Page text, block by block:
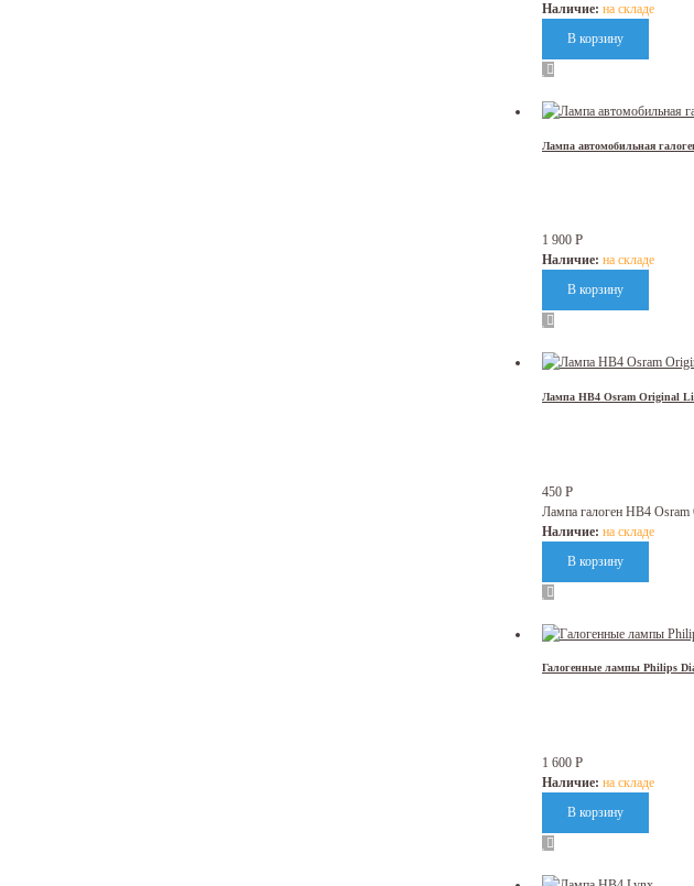
Наличие: на складе
Лампа автомобильная
1 900 Р
Наличие: на складе
Лампа HB4 Osram Original
450 Р
Лампа галоген HB4
Наличие: на складе
Галогенные лампы Philips
1 600 Р
Наличие: на складе